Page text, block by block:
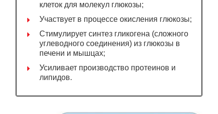
клеток для молекул глюкозы;
Участвует в процессе окисления глюкозы;
Стимулирует синтез гликогена (сложного
углеводного соединения) из глюкозы в
печени и мышцах;
Усиливает производство протеинов и
липидов.